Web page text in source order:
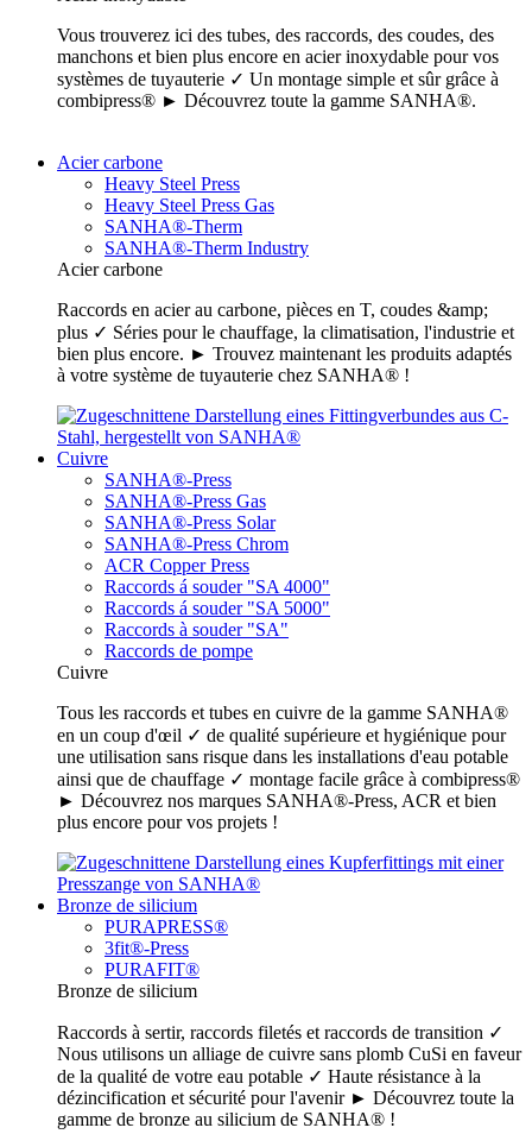
Vous trouverez ici des tubes, des raccords, des coudes, des
manchons et bien plus encore en acier inoxydable pour vos
systèmes de tuyauterie ✓ Un montage simple et sûr grâce à
combipress® ► Découvrez toute la gamme SANHA®.
Acier carbone
Heavy Steel Press
Heavy Steel Press Gas
SANHA®-Therm
SANHA®-Therm Industry
Acier carbone
Raccords en acier au carbone, pièces en T, coudes &amp;
plus ✓ Séries pour le chauffage, la climatisation, l'industrie et
bien plus encore. ► Trouvez maintenant les produits adaptés
à votre système de tuyauterie chez SANHA® !
Cuivre
SANHA®-Press
SANHA®-Press Gas
SANHA®-Press Solar
SANHA®-Press Chrom
ACR Copper Press
Raccords á souder "SA 4000"
Raccords á souder "SA 5000"
Raccords à souder "SA"
Raccords de pompe
Cuivre
Tous les raccords et tubes en cuivre de la gamme SANHA®
en un coup d'œil ✓ de qualité supérieure et hygiénique pour
une utilisation sans risque dans les installations d'eau potable
ainsi que de chauffage ✓ montage facile grâce à combipress®
► Découvrez nos marques SANHA®-Press, ACR et bien
plus encore pour vos projets !
Bronze de silicium
PURAPRESS®
3fit®-Press
PURAFIT®
Bronze de silicium
Raccords à sertir, raccords filetés et raccords de transition ✓
Nous utilisons un alliage de cuivre sans plomb CuSi en faveur
de la qualité de votre eau potable ✓ Haute résistance à la
dézincification et sécurité pour l'avenir ► Découvrez toute la
gamme de bronze au silicium de SANHA® !